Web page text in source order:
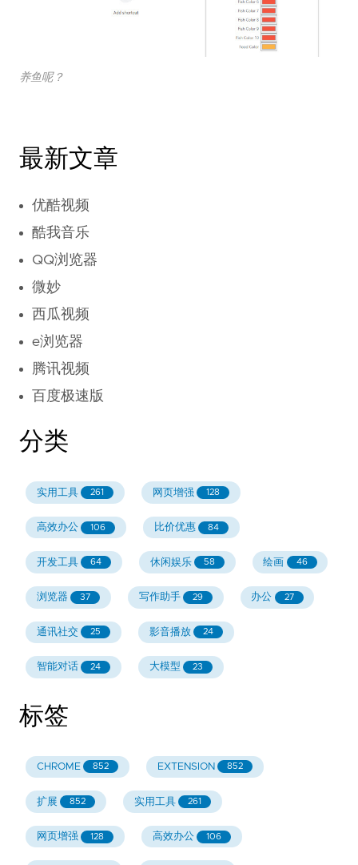
养鱼呢？
最新文章
优酷视频
酷我音乐
QQ浏览器
微妙
西瓜视频
e浏览器
腾讯视频
百度极速版
分类
实用工具 261 网页增强 128
高效办公 106 比价优惠 84
开发工具 64 休闲娱乐 58 绘画 46
浏览器 37 写作助手 29 办公 27
通讯社交 25 影音播放 24
智能对话 24 大模型 23
标签
CHROME 852 EXTENSION 852
扩展 852 实用工具 261
网页增强 128 高效办公 106